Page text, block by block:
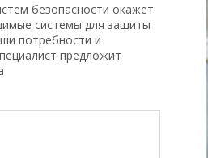
безопасности окажет
системы для защиты
потребности и
предложит